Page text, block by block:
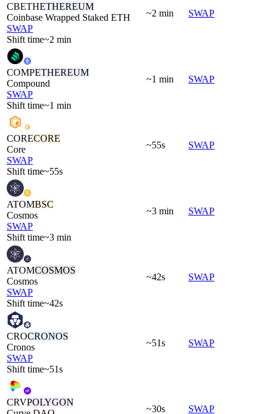
CBETHETHEREUM
Coinbase Wrapped Staked ETH
SWAP
Shift time~2 min
~2 min SWAP
COMPETHEREUM
Compound
SWAP
Shift time~1 min
~1 min SWAP
CORECORE
Core
SWAP
Shift time~55s
~55s SWAP
ATOMBSC
Cosmos
SWAP
Shift time~3 min
~3 min SWAP
ATOMCOSMOS
Cosmos
SWAP
Shift time~42s
~42s SWAP
CROCRONOS
Cronos
SWAP
Shift time~51s
~51s SWAP
CRVPOLYGON
~30s SWAP